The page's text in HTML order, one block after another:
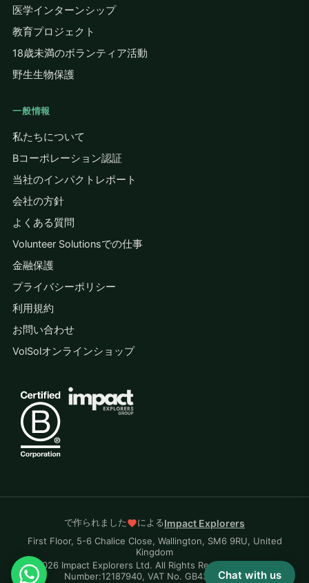
医学インターンシップ
教育プロジェクト
18歳未満のボランティア活動
野生生物保護
一般情報
私たちについて
Bコーポレーション認証
当社のインパクトレポート
会社の方針
よくある質問
Volunteer Solutionsでの仕事
金融保護
プライバシーポリシー
利用規約
お問い合わせ
VolSolオンラインショップ
で作られました によるImpact Explorers
First Floor, 5-6 Chalice Close, Wallington, SM6 9RU, United
Kingdom
© 2026 Impact Explorers Ltd. All Rights Reserved. Company
Number:12187940, VAT No. GB430870704Chat with us